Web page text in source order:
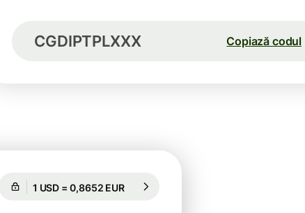
CGDIPTPLXXX Copiază codul
Garantată pentru 21 h